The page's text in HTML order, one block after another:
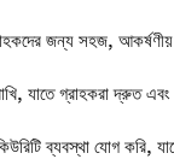
জন্য সহজ,
যাতে গ্রাহকরা দ্রুত এবং
ব্যবস্থা যোগ করি,